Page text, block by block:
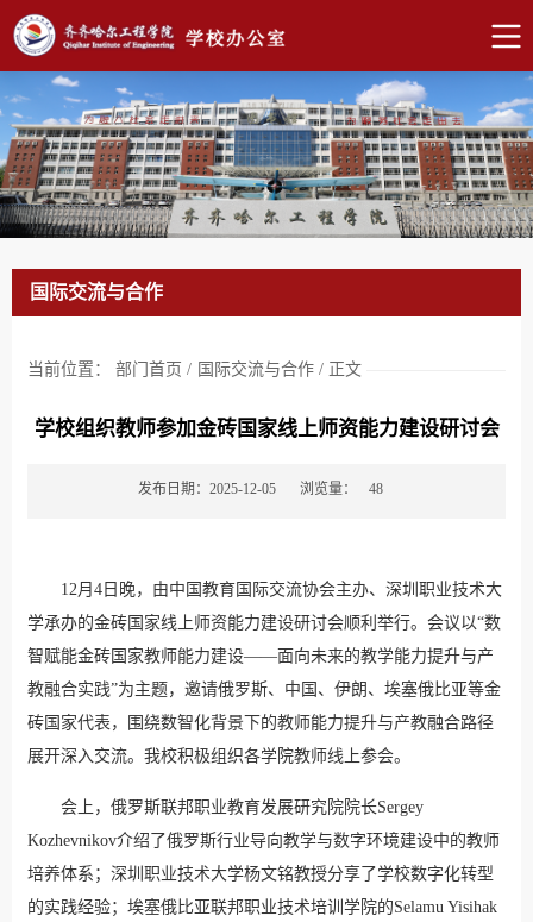
国际交流与合作
当前位置： 部门首页 / 国际交流与合作 / 正文
学校组织教师参加金砖国家线上师资能力建设研讨会
发布日期：2025-12-05 浏览量： 48
12月4日晚，由中国教育国际交流协会主办、深圳职业技术大
学承办的金砖国家线上师资能力建设研讨会顺利举行。会议以“数
智赋能金砖国家教师能力建设——面向未来的教学能力提升与产
教融合实践”为主题，邀请俄罗斯、中国、伊朗、埃塞俄比亚等金
砖国家代表，围绕数智化背景下的教师能力提升与产教融合路径
展开深入交流。我校积极组织各学院教师线上参会。
会上，俄罗斯联邦职业教育发展研究院院长Sergey
Kozhevnikov介绍了俄罗斯行业导向教学与数字环境建设中的教师
培养体系；深圳职业技术大学杨文铭教授分享了学校数字化转型
的实践经验；埃塞俄比亚联邦职业技术培训学院的Selamu Yisihak